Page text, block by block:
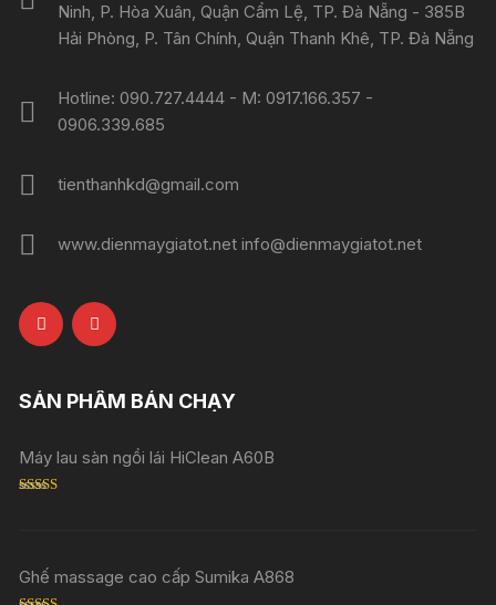
Ninh, P. Hòa Xuân, Quận Cẩm Lệ, TP. Đà Nẵng - 385B
Hải Phòng, P. Tân Chính, Quận Thanh Khê, TP. Đà Nẵng
Hotline: 090.727.4444 - M: 0917.166.357 -
0906.339.685
tienthanhkd@gmail.com
www.dienmaygiatot.net info@dienmaygiatot.net
SẢN PHẨM BÁN CHẠY
Máy lau sàn ngồi lái HiClean A60B
Ghế massage cao cấp Sumika A868